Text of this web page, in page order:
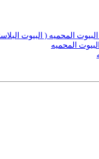
المحميه ( البيوت
المحميه